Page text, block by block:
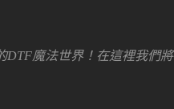
DTF魔法世界！在這裡我們